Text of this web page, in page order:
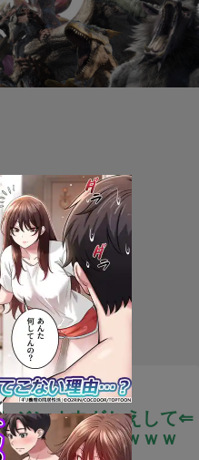
ジンオウガかえして⇐
モンスじゃんｗｗｗ